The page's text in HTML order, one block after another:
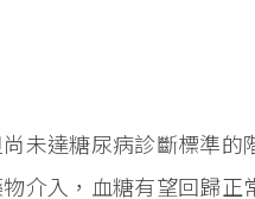
未達糖尿病診斷標準
介入，血糖有望回歸正